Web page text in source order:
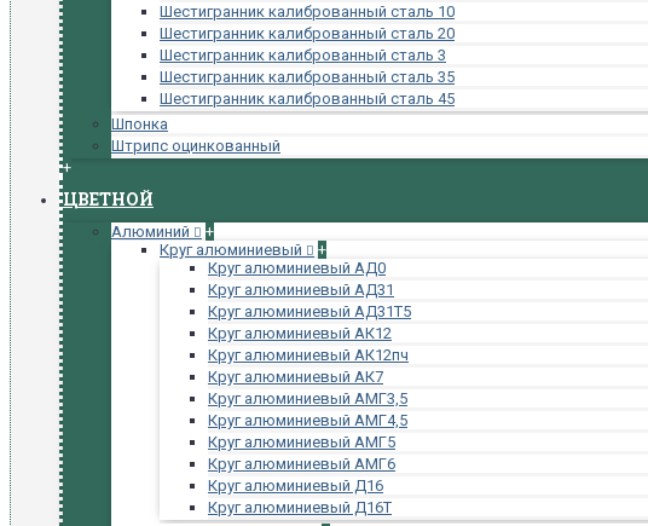
Шестигранник калиброванный сталь 10
Шестигранник калиброванный сталь 20
Шестигранник калиброванный сталь 3
Шестигранник калиброванный сталь 35
Шестигранник калиброванный сталь 45
Шпонка
Штрипс оцинкованный
+
ЦВЕТНОЙ
Алюминий
+
Круг алюминиевый
+
Круг алюминиевый АД0
Круг алюминиевый АД31
Круг алюминиевый АД31Т5
Круг алюминиевый АК12
Круг алюминиевый АК12пч
Круг алюминиевый АК7
Круг алюминиевый АМГ3,5
Круг алюминиевый АМГ4,5
Круг алюминиевый АМГ5
Круг алюминиевый АМГ6
Круг алюминиевый Д16
Круг алюминиевый Д16Т